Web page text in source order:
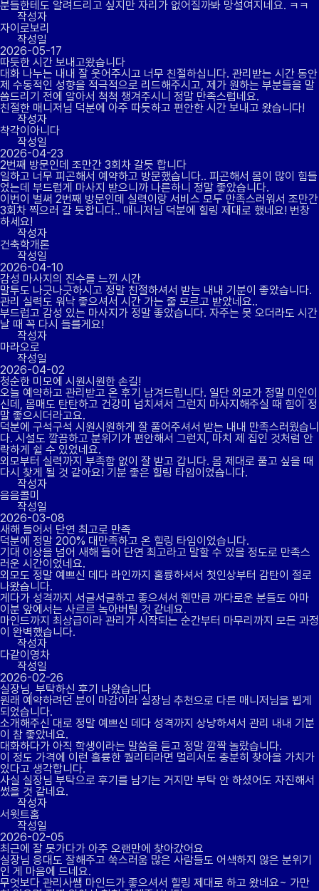
분들한테도 알려드리고 싶지만 자리가 없어질까봐 망설여지네요. ㅋㅋ
작성자
자이로보리
작성일
2026-05-17
따듯한 시간 보내고왔습니다
대화 나누는 내내 잘 웃어주시고 너무 친절하십니다. 관리받는 시간 동안
제 수동적인 성향을 적극적으로 리드해주시고, 제가 원하는 부분들을 말
씀드리기 전에 알아서 척척 챙겨주시니 정말 만족스럽네요.
친절한 매니저님 덕분에 아주 따듯하고 편안한 시간 보내고 왔습니다!
작성자
착각이아니다
작성일
2026-04-23
2번째 방문인데 조만간 3회차 갈듯 합니다
일하고 너무 피곤해서 예약하고 방문했습니다.. 피곤해서 몸이 많이 힘들
었는데 부드럽게 마사지 받으니까 나른하니 정말 좋았습니다.
이번이 벌써 2번째 방문인데 실력이랑 서비스 모두 만족스러워서 조만간
3회차 찍으러 갈 듯합니다.. 매니저님 덕분에 힐링 제대로 했네요! 번창
하세요!
작성자
건축학개론
작성일
2026-04-10
감성 마사지의 진수를 느낀 시간
말투도 나긋나긋하시고 정말 친절하셔서 받는 내내 기분이 좋았습니다.
관리 실력도 워낙 좋으셔서 시간 가는 줄 모르고 받았네요..
부드럽고 감성 있는 마사지가 정말 좋았습니다. 자주는 못 오더라도 시간
날 때 꼭 다시 들를게요!
작성자
마라오로
작성일
2026-04-02
청순한 미모에 시원시원한 손길!
오늘 예약하고 관리받고 온 후기 남겨드립니다. 일단 외모가 정말 미인이
신데, 몸매도 탄탄하고 건강미 넘치셔서 그런지 마사지해주실 때 힘이 정
말 좋으시더라고요.
덕분에 구석구석 시원시원하게 잘 풀어주셔서 받는 내내 만족스러웠습니
다. 시설도 깔끔하고 분위기가 편안해서 그런지, 마치 제 집인 것처럼 안
락하게 쉴 수 있었네요.
외모부터 실력까지 부족함 없이 잘 받고 갑니다. 몸 제대로 풀고 싶을 때
다시 찾게 될 것 같아요! 기분 좋은 힐링 타임이었습니다.
작성자
음음콜미
작성일
2026-03-08
새해 들어서 단연 최고로 만족
덕분에 정말 200% 대만족하고 온 힐링 타임이었습니다.
기대 이상을 넘어 새해 들어 단연 최고라고 말할 수 있을 정도로 만족스
러운 시간이었네요.
외모도 정말 예쁘신 데다 라인까지 훌륭하셔서 첫인상부터 감탄이 절로
나왔습니다.
게다가 성격까지 서글서글하고 좋으셔서 웬만큼 까다로운 분들도 아마
이분 앞에서는 사르르 녹아버릴 것 같네요.
마인드까지 최상급이라 관리가 시작되는 순간부터 마무리까지 모든 과정
이 완벽했습니다.
작성자
다같이영차
작성일
2026-02-26
실장님, 부탁하신 후기 나왔습니다
원래 예약하려던 분이 마감이라 실장님 추천으로 다른 매니저님을 뵙게
되었습니다.
소개해주신 대로 정말 예쁘신 데다 성격까지 상냥하셔서 관리 내내 기분
이 참 좋았네요.
대화하다가 아직 학생이라는 말씀을 듣고 정말 깜짝 놀랐습니다.
이 정도 가격에 이런 훌륭한 퀄리티라면 멀리서도 충분히 찾아올 가치가
있다고 생각합니다.
사실 실장님 부탁으로 후기를 남기는 거지만 부탁 안 하셨어도 자진해서
썼을 것 같네요.
작성자
서윗트홈
작성일
2026-02-05
최근에 잘 못가다가 아주 오랜만에 찾아갔어요
실장님 응대도 잘해주고 쑥스러움 많은 사람들도 어색하지 않은 분위기
인 게 마음에 드네요.
무엇보다 관리사쌤 마인드가 좋으셔서 힐링 제대로 하고 왔네요~ 가만